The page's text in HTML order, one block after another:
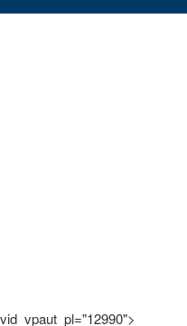
vid_vpaut_pl="12990">